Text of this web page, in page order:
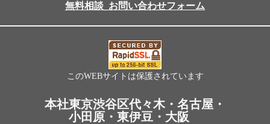
無料相談_お問い合わせフォーム
このWEBサイトは保護されています
本社東京渋谷区代々木・名古屋・
小田原・東伊豆・大阪